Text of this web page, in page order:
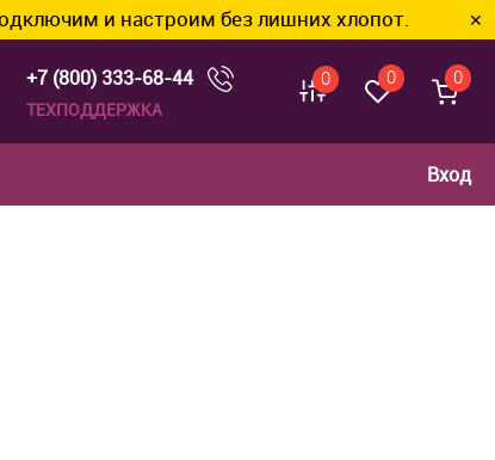
настроим без лишних хлопот. ✕
+7 (800) 333-68-44
ТЕХПОДДЕРЖКА
0 0 0
Вход